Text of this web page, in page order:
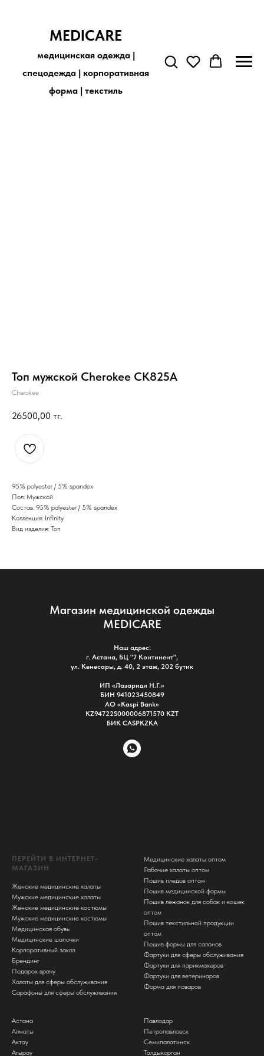
MEDICARE
медицинская одежда |
спецодежда | корпоративная
форма | текстиль
Топ мужской Cherokee CK825A
Cherokee
26500,00 тг.
95% polyester / 5% spandex
Пол: Мужской
Состав: 95% polyester / 5% spandex
Коллекция: Infinity
Вид изделия: Топ
Магазин медицинской одежды
MEDICARE
Наш адрес:
г. Астана, БЦ "7 Континент",
ул. Кенесары, д. 40, 2 этаж, 202 бутик
ИП «Лазариди Н.Г.»
БИН 941023450849
АО «Kaspi Bank»
KZ94722S000006871570 KZT
БИК CASPKZKA
ПЕРЕЙТИ В ИНТЕРНЕТ-
МАГАЗИН
Женские медицинские халаты
Мужские медицинские халаты
Женские медицинские костюмы
Мужские медицинские костюмы
Медицинская обувь
Медицинские шапочки
Корпоративный заказ
Брендинг
Подарок врачу
Халаты для сферы обслуживания
Сарафоны для сферы обслуживания
Медицинские халаты оптом
Рабочие халаты оптом
Пошив пледов оптом
Пошив медицинской формы
Пошив лежанок для собак и кошек
оптом
Пошив текстильной продукции
оптом
Пошив формы для салонов
Фартуки для сферы обслуживания
Фартуки для парикмахеров
Фартуки для ветеринаров
Форма для поваров
Астана
Алматы
Актау
Атырау
Павлодар
Петропавловск
Семипалатинск
Талдыкорган